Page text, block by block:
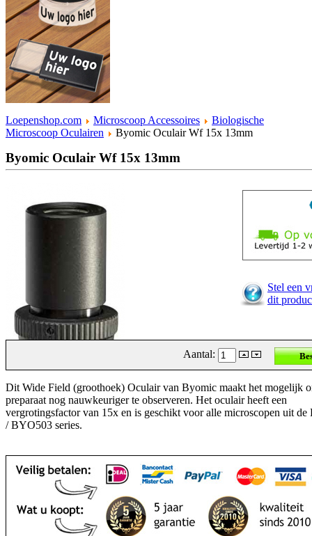
Loepenshop.com Microscoop Accessoires
Biologische
Microscoop Oculairen
Byomic Oculair Wf 15x 13mm
Byomic Oculair Wf 15x 13mm
Stel een
dit
Aantal:
Dit Wide Field (groothoek) Oculair van Byomic maakt het mogelijk
preparaat nog nauwkeuriger te observeren. Het oculair heeft een
vergrotingsfactor van 15x en is geschikt voor alle microscopen uit
/ BYO503 series.